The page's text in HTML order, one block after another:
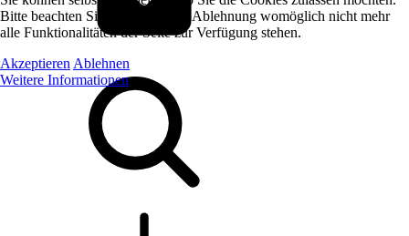
Bitte beachten Sie, dass bei einer Ablehnung womöglich nicht mehr
alle Funktionalitäten der Seite zur Verfügung stehen.
Akzeptieren Ablehnen
Weitere Informationen